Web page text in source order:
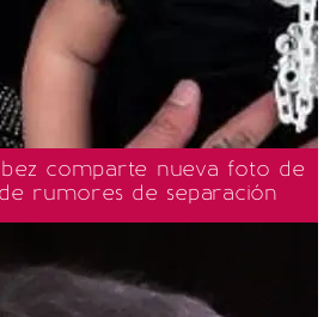
comparte nueva foto de
rumores de separación